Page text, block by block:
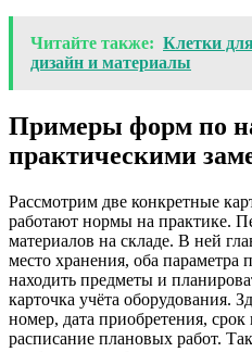
Читайте также: Клетки
дизайн и материалы
Примеры форм по
практическими
Рассмотрим две конкретные
работают нормы на практике.
материалов на складе. В ней
место хранения, оба параметра
находить предметы и
карточка учёта оборудования.
номер, дата приобретения,
расписание плановых работ.